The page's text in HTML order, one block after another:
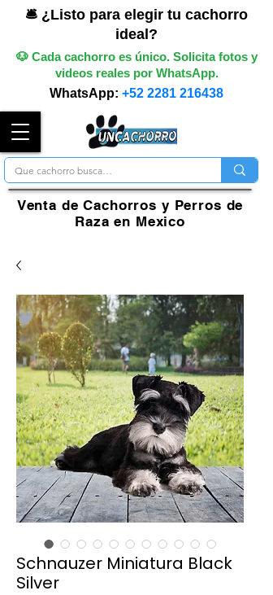
🛎️ ¿Listo para elegir tu cachorro
ideal?
🐶 Cada cachorro es único. Solicita fotos y
videos reales por WhatsApp.
WhatsApp: +52 2281 216438
Venta de Cachorros y Perros de
Raza en Mexico
Schnauzer Miniatura Black
Silver